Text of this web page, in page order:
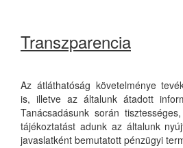
Transzparencia
Az átláthatóság követelménye
is, illetve az általunk átadott
Tanácsadásunk során
tájékoztatást adunk az általunk
javaslatként bemutatott pénzügyi